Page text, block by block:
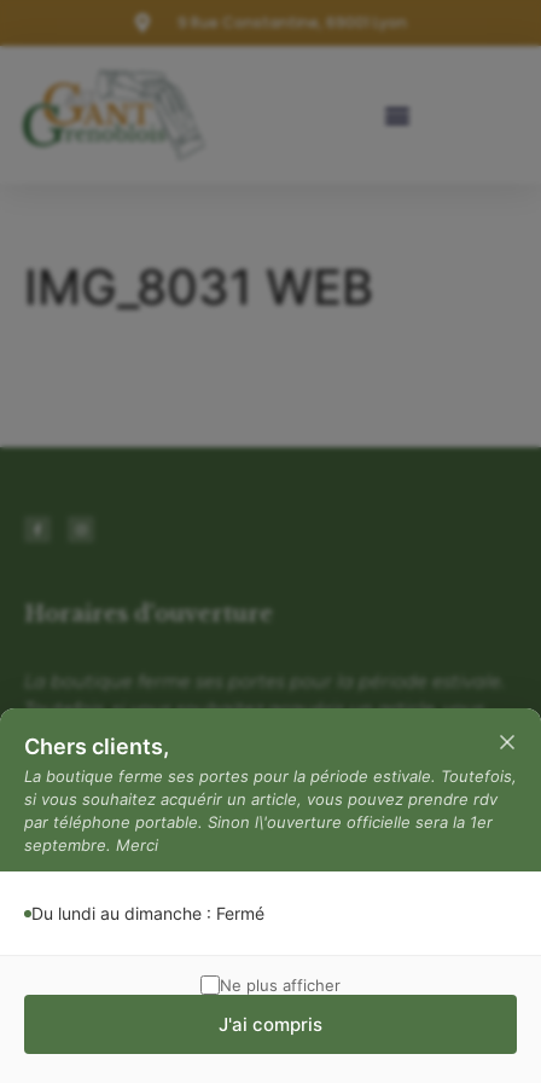
9 Rue Constantine, 69001 Lyon
IMG_8031 WEB
Horaires d'ouverture
La boutique ferme ses portes pour la période estivale.
Toutefois, si vous souhaitez acquérir un article, vous
pouvez prendre rdv par téléphone portable. Sinon
l\'ouverture officielle sera la 1er septembre. Merci
Du lundi au dimanche : Fermé
Mentions légales
Politique de confidentialité
Chers clients,
La boutique ferme ses portes pour la période estivale. Toutefois,
si vous souhaitez acquérir un article, vous pouvez prendre rdv
par téléphone portable. Sinon l\'ouverture officielle sera la 1er
septembre. Merci
Du lundi au dimanche : Fermé
Ne plus afficher
J'ai compris